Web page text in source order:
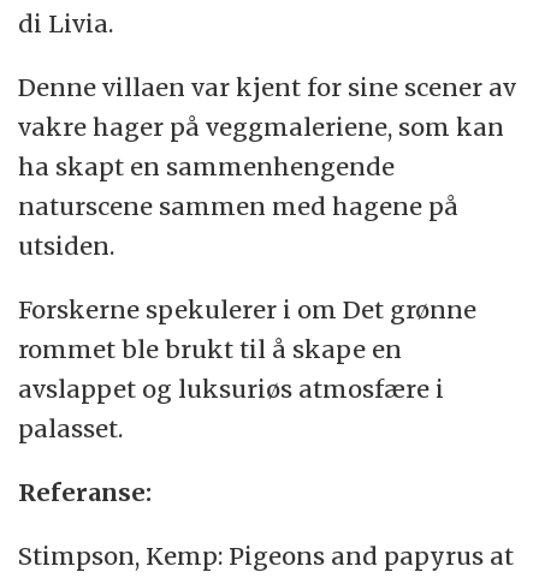
di Livia.
Denne villaen var kjent for sine scener av
vakre hager på veggmaleriene, som kan
ha skapt en sammenhengende
naturscene sammen med hagene på
utsiden.
Forskerne spekulerer i om Det grønne
rommet ble brukt til å skape en
avslappet og luksuriøs atmosfære i
palasset.
Referanse:
Stimpson, Kemp: Pigeons and papyrus at